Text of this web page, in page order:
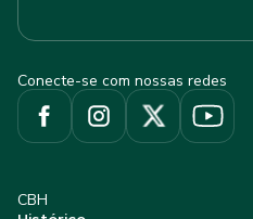
Conecte-se com nossas redes
CBH